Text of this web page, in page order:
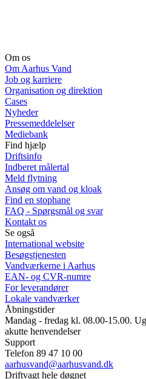
Om os
Om Aarhus Vand
Job og karriere
Organisation og direktion
Cases
Nyheder
Pressemeddelelser
Mediebank
Find hjælp
Driftsinfo
Indberet målertal
Meld flytning
Ansøg om vand og kloak
Find en stophane
FAQ - Spørgsmål og svar
Kontakt os
Se også
International website
Besøgstjenesten
Vandværkerne i Aarhus
EAN- og CVR-numre
For leverandører
Lokale vandværker
Åbningstider
Mandag - fredag kl. 08.00-15.00.
akutte henvendelser
Support
Telefon 89 47 10 00
aarhusvand@aarhusvand.dk
Driftvagt hele døgnet